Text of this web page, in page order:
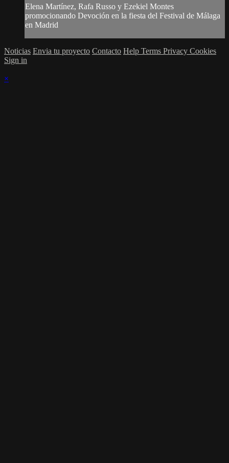
Elena Martínez, Rafa Russo y Ezekiel Montes
promocionando Devoción en la fiesta del Festival de Málaga
en Madrid
Noticias Envia tu proyecto Contacto Help Terms Privacy Cookies
Sign in
×